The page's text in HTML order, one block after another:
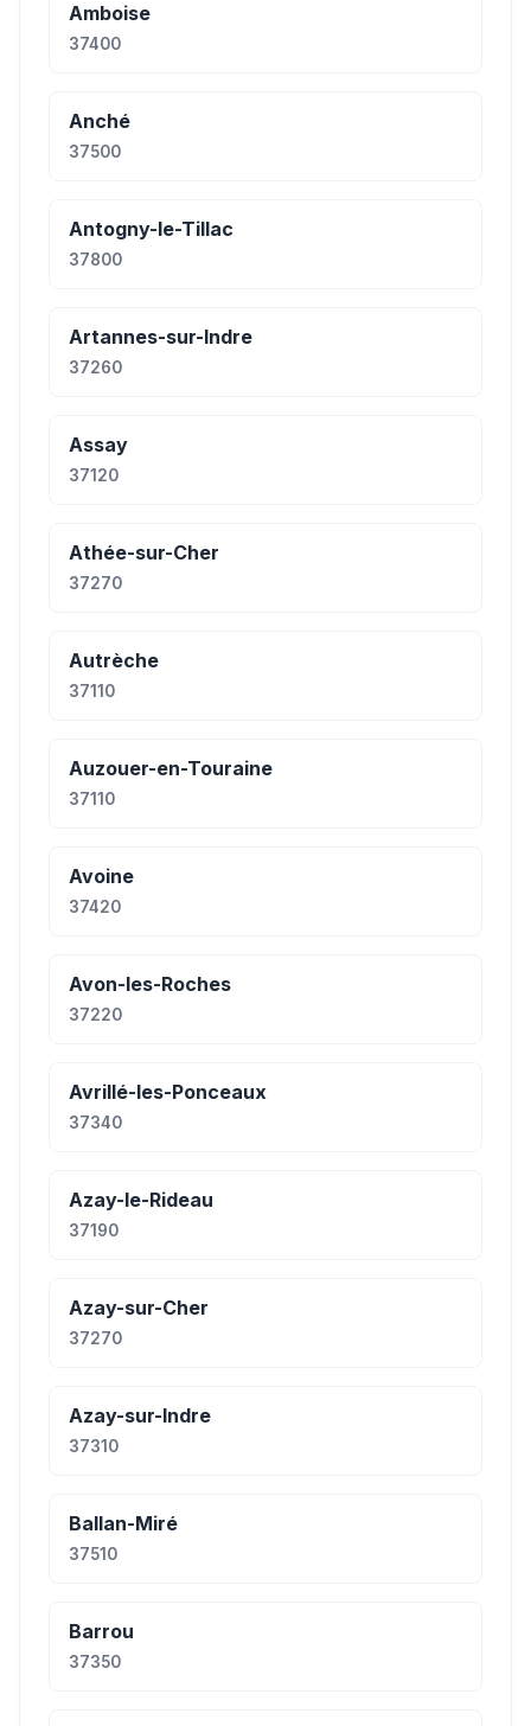
Amboise
37400
Anché
37500
Antogny-le-Tillac
37800
Artannes-sur-Indre
37260
Assay
37120
Athée-sur-Cher
37270
Autrèche
37110
Auzouer-en-Touraine
37110
Avoine
37420
Avon-les-Roches
37220
Avrillé-les-Ponceaux
37340
Azay-le-Rideau
37190
Azay-sur-Cher
37270
Azay-sur-Indre
37310
Ballan-Miré
37510
Barrou
37350